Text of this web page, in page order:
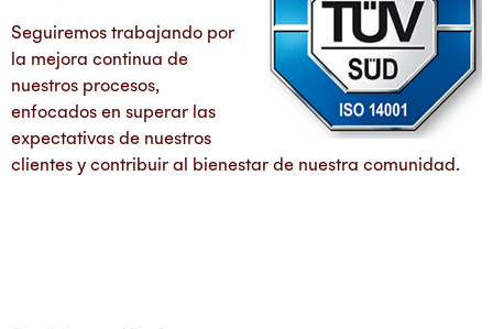
Seguiremos trabajando por
la mejora continua de
nuestros procesos,
enfocados en superar las
expectativas de nuestros
clientes y contribuir al bienestar de nuestra comunidad.